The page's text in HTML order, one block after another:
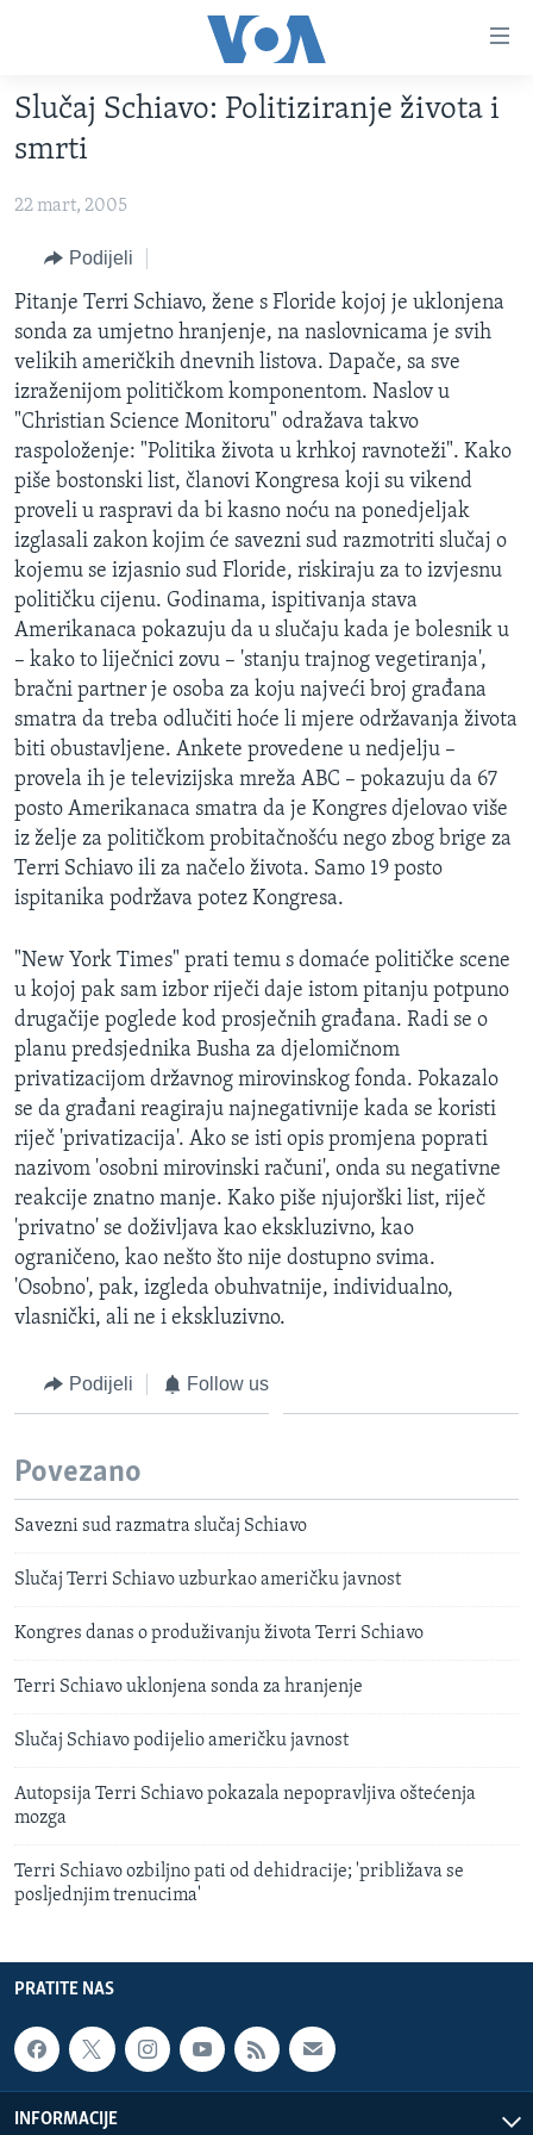
glavni
sadržaj
na
navigaciju
Idi
na
pretragu
TV PROGRAM
FOTOGRAFIJE DANA
VIJESTI
SJEDINJENE AMERIČKE DRŽAVE
BOSNA I HERCEGOVINA
SVIJET
NAUKA I TEHNOLOGIJA
SPECIJALNI PROJEKTI
KORUPCIJA
SLOBODA MEDIJA
ŽENSKA STRANA
IZBJEGLIČKA STRANA
MAGAZIN
O GLASU AMERIKE
Learning English
PRATITE NAS
Jezici
Slučaj Schiavo: Politiziranje života i
smrti
22 mart, 2005
Podijeli
Pitanje Terri Schiavo, žene s Floride kojoj je uklonjena
sonda za umjetno hranjenje, na naslovnicama je svih
velikih američkih dnevnih listova. Dapače, sa sve
izraženijom političkom komponentom. Naslov u
"Christian Science Monitoru" odražava takvo
raspoloženje: "Politika života u krhkoj ravnoteži". Kako
piše bostonski list, članovi Kongresa koji su vikend
proveli u raspravi da bi kasno noću na ponedjeljak
izglasali zakon kojim će savezni sud razmotriti slučaj o
kojemu se izjasnio sud Floride, riskiraju za to izvjesnu
političku cijenu. Godinama, ispitivanja stava
Amerikanaca pokazuju da u slučaju kada je bolesnik u
– kako to liječnici zovu – 'stanju trajnog vegetiranja',
bračni partner je osoba za koju najveći broj građana
smatra da treba odlučiti hoće li mjere održavanja života
biti obustavljene. Ankete provedene u nedjelju –
provela ih je televizijska mreža ABC – pokazuju da 67
posto Amerikanaca smatra da je Kongres djelovao više
iz želje za političkom probitačnošću nego zbog brige za
Terri Schiavo ili za načelo života. Samo 19 posto
ispitanika podržava potez Kongresa.
"New York Times" prati temu s domaće političke scene
u kojoj pak sam izbor riječi daje istom pitanju potpuno
drugačije poglede kod prosječnih građana. Radi se o
planu predsjednika Busha za djelomičnom
privatizacijom državnog mirovinskog fonda. Pokazalo
se da građani reagiraju najnegativnije kada se koristi
riječ 'privatizacija'. Ako se isti opis promjena poprati
nazivom 'osobni mirovinski računi', onda su negativne
reakcije znatno manje. Kako piše njujorški list, riječ
'privatno' se doživljava kao ekskluzivno, kao
ograničeno, kao nešto što nije dostupno svima.
'Osobno', pak, izgleda obuhvatnije, individualno,
vlasnički, ali ne i ekskluzivno.
Podijeli Follow us
Povezano
Savezni sud razmatra slučaj Schiavo
Slučaj Terri Schiavo uzburkao američku javnost
Kongres danas o produživanju života Terri Schiavo
Terri Schiavo uklonjena sonda za hranjenje
Slučaj Schiavo podijelio američku javnost
Autopsija Terri Schiavo pokazala nepopravljiva oštećenja
mozga
Terri Schiavo ozbiljno pati od dehidracije; 'približava se
posljednjim trenucima'
PRATITE NAS
INFORMACIJE